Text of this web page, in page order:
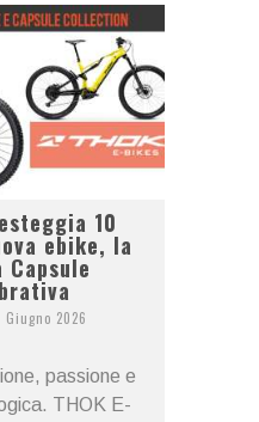
10
ebike, la
Capsule
Giugno 2026
passione e
THOK E-